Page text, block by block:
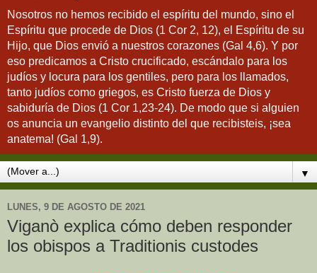
Nosotros no hemos recibido el espíritu del mundo, sino el
Espíritu que procede de Dios (1 Cor 2, 12), el Espíritu de su
Hijo, que Dios envió a nuestros corazones (Gal 4,6). Y por
eso predicamos a Cristo crucificado, escándalo para los
judíos y locura para los gentiles, pero para los llamados,
tanto judíos como griegos, es Cristo fuerza de Dios y
sabiduría de Dios (1 Cor 1,23-24). De modo que si alguien
os anuncia un evangelio distinto del que recibisteis, ¡sea
anatema! (Gal 1,9).
▼
LUNES, 9 DE AGOSTO DE 2021
Viganò explica cómo deben responder
los obispos a Traditionis custodes